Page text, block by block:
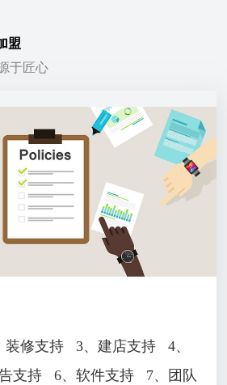
盟
于匠心
装修支持 3、建店支持
4、
支持 6、软件支持
7、团队